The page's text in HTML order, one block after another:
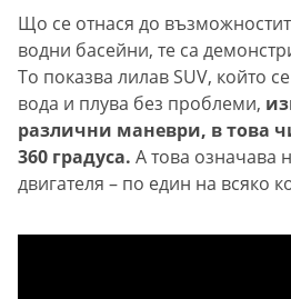
Що се отнася до
водни басейни, те са
То показва лилав SUV, който
вода и плува без проблеми,
различни маневри, в това
360 градуса. А това означава
двигателя – по един на всяко